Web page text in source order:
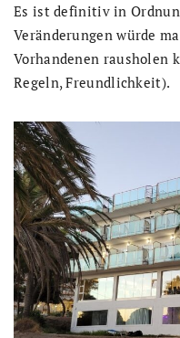
Es ist definitiv in
Veränderungen würde
Vorhandenen rausholen
Regeln, Freundlichkeit).